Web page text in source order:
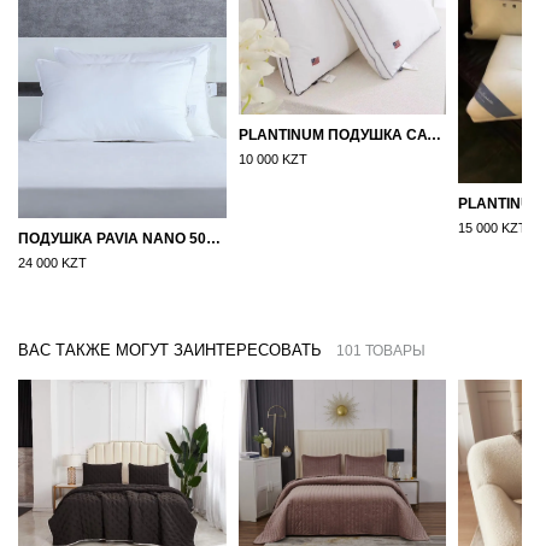
ПОДУШКА PAVIA NANO 50X70
24 000 KZT
PLANTINUM ПОДУШКА САТИН, ШЕЛК 50Х70
10 000 KZT
15 000 KZT
ВАС ТАКЖЕ МОГУТ ЗАИНТЕРЕСОВАТЬ 101 ТОВАРЫ